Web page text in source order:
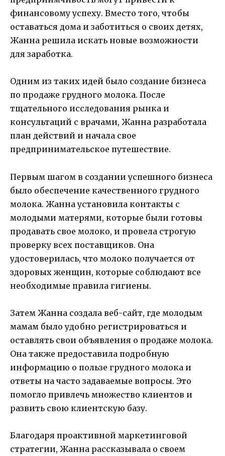
финансовому успеху. Вместо того, чтобы
оставаться дома и заботиться о своих детях,
Жанна решила искать новые возможности
для заработка.
Одним из таких идей было создание бизнеса
по продаже грудного молока. После
тщательного исследования рынка и
консультаций с врачами, Жанна разработала
план действий и начала свое
предпринимательское путешествие.
Первым шагом в создании успешного бизнеса
было обеспечение качественного грудного
молока. Жанна установила контакты с
молодыми матерями, которые были готовы
продавать свое молоко, и провела строгую
проверку всех поставщиков. Она
удостоверилась, что молоко получается от
здоровых женщин, которые соблюдают все
необходимые правила гигиены.
Затем Жанна создала веб-сайт, где молодым
мамам было удобно регистрироваться и
оставлять свои объявления о продаже молока.
Она также предоставила подробную
информацию о пользе грудного молока и
ответы на часто задаваемые вопросы. Это
помогло привлечь множество клиентов и
развить свою клиентскую базу.
Благодаря проактивной маркетинговой
стратегии, Жанна рассказывала о своем